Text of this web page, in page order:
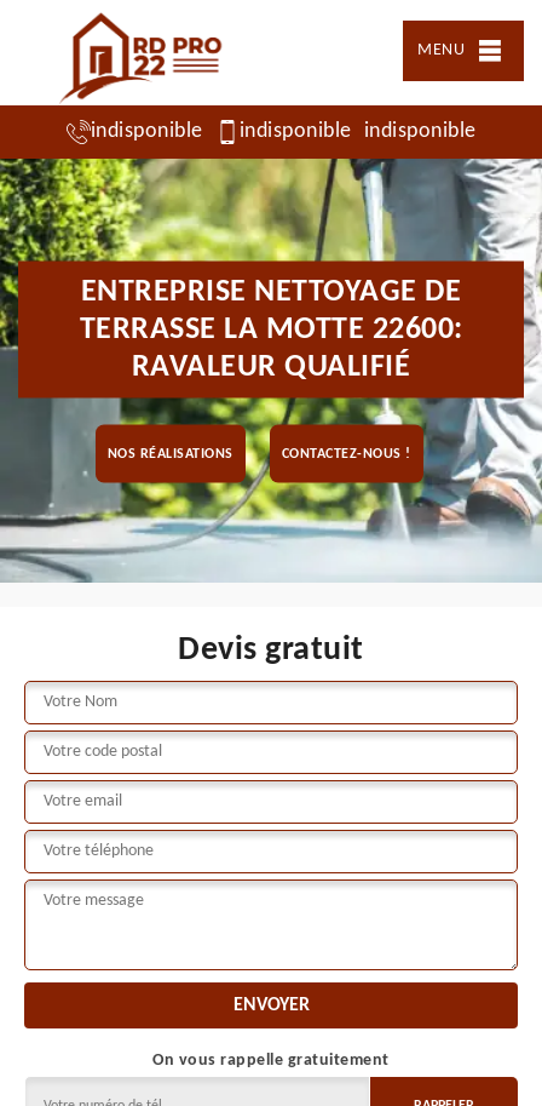
MENU
indisponible indisponible indisponible
ENTREPRISE NETTOYAGE DE
TERRASSE LA MOTTE 22600:
RAVALEUR QUALIFIÉ
NOS RÉALISATIONS CONTACTEZ-NOUS !
Devis gratuit
On vous rappelle gratuitement